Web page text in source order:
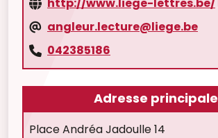
angleur.lecture@liege.be
042385186
Adresse principale
Place Andréa Jadoulle 14